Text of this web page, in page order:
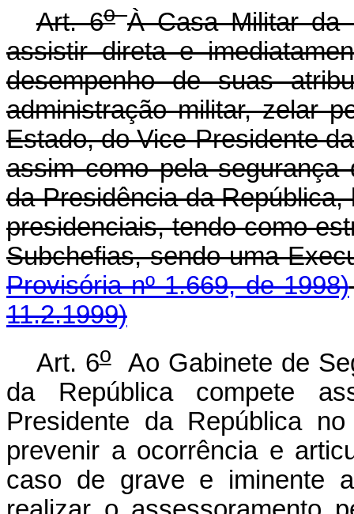
Art. 6o À Casa Militar da
assistir direta e
desempenho de suas
administração militar, zelar
Estado, do Vice-Presidente
assim como pela
da Presidência da
presidenciais, tendo como
Subchefias, sendo
Provisória nº 1.669, de 1998)
11.2.1999)
Art. 6oAo Gabinete de
da República compete
Presidente da República
prevenir a ocorrência e
caso de grave e iminente